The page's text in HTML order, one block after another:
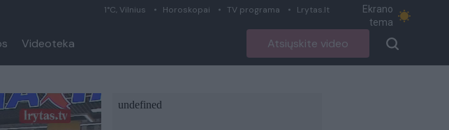
1°C, Vilnius Horoskopai TV programa Lrytas.lt
Ekrano
tema
Videoteka Atsiųskite video